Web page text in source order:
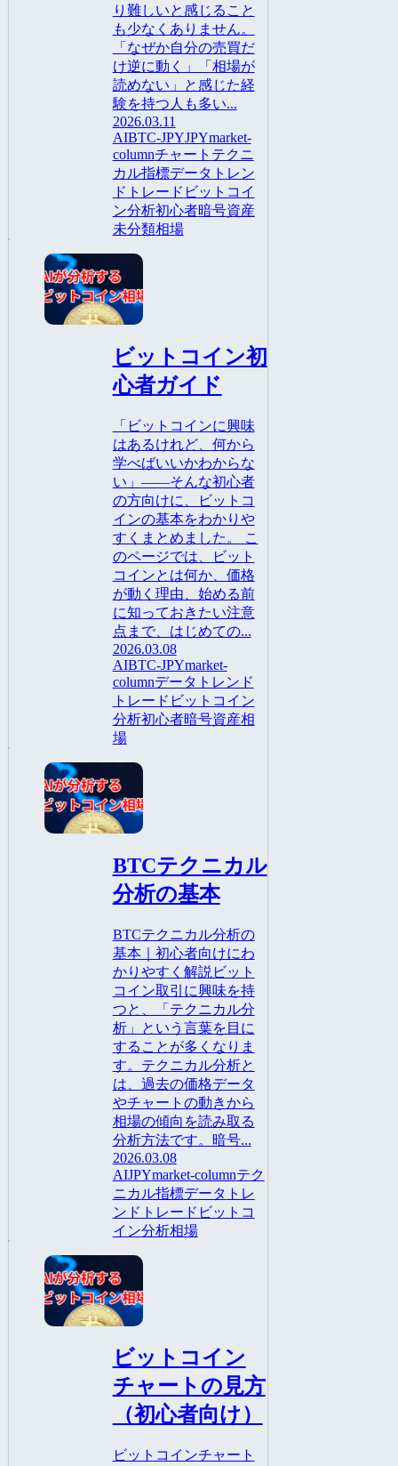
り難しいと感じること
も少なくありません。
「なぜか自分の売買だ
け逆に動く」「相場が
読めない」と感じた経
験を持つ人も多い...
2026.03.11
AIBTC-JPYJPYmarket-
columnチャート テクニ
カル指標データ トレン
ド トレード ビットコイ
ン分析初心者暗号資産
未分類相場
ビットコイン初
心者ガイド
「ビットコインに興味
はあるけれど、何から
学べばいいかわからな
い」――そんな初心者
の方向けに、ビットコ
インの基本をわかりや
すくまとめました。 こ
のページでは、ビット
コインとは何か、価格
が動く理由、始める前
に知っておきたい注意
点まで、はじめての...
2026.03.08
AIBTC-JPYmarket-
columnデータ トレンド
トレード ビットコイン
分析初心者暗号資産相
場
BTCテクニカル
分析の基本
BTCテクニカル分析の
基本｜初心者向けにわ
かりやすく解説ビット
コイン取引に興味を持
つと、「テクニカル分
析」という言葉を目に
することが多くなりま
す。テクニカル分析と
は、過去の価格データ
やチャートの動きから
相場の傾向を読み取る
分析方法です。暗号...
2026.03.08
AIJPYmarket-columnテク
ニカル指標データ トレ
ンド トレード ビットコ
イン分析相場
ビットコイン
チャートの見方
（初心者向け）
ビットコインチャート